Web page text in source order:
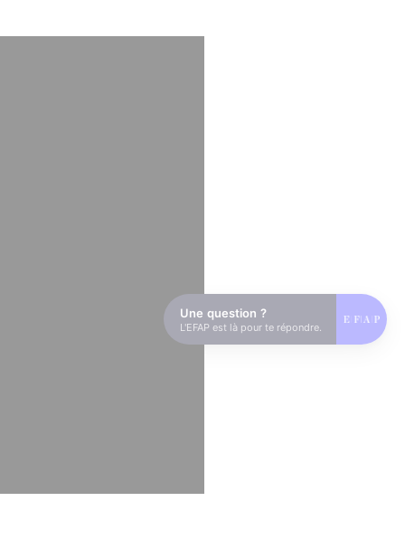
Une question ?
L'EFAP est là pour te répondre.